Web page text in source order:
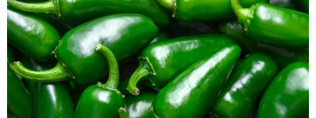
Mexico triển khai hàng nghìn binh sỹ
bảo vệ các vùng trồng bơ trọng điểm
07/08/2026 00:09